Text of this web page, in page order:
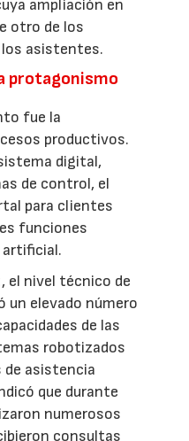
ampliación en
otro de los
asistentes.
protagonismo
fue la
productivos.
digital,
de control, el
para clientes
funciones
artificial.
el nivel técnico de
elevado número
de las
robotizados
asistencia
que durante
numerosos
consultas